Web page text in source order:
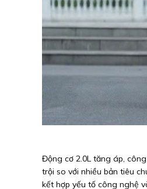
Động cơ 2.0L tăng áp,
trội so với nhiều bản tiêu
kết hợp yếu tố công nghệ